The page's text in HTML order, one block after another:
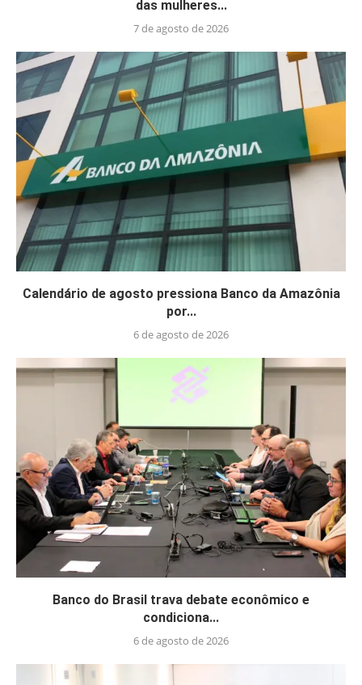
das mulheres...
7 de agosto de 2026
Calendário de agosto pressiona Banco da Amazônia
por...
6 de agosto de 2026
Banco do Brasil trava debate econômico e
condiciona...
6 de agosto de 2026